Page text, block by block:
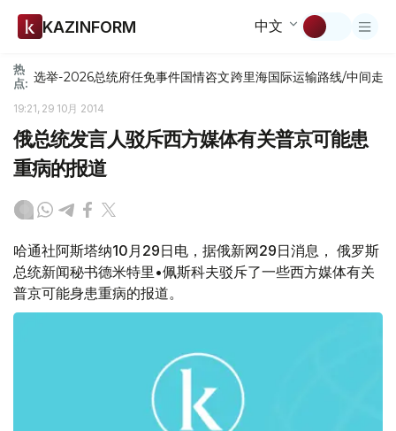
KAZINFORM 中文
热
点: 选举-2026总统府任免事件国情咨文跨里海国际运输路线/中间走廊
19:21, 29 10月 2014
俄总统发言人驳斥西方媒体有关普京可能患
重病的报道
哈通社阿斯塔纳10月29日电，据俄新网29日消息， 俄罗斯
总统新闻秘书德米特里•佩斯科夫驳斥了一些西方媒体有关
普京可能身患重病的报道。